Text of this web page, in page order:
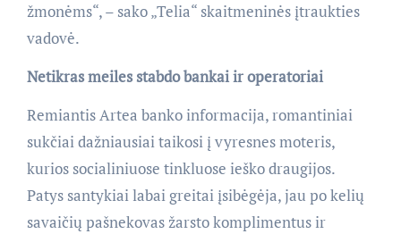
žmonėms“, – sako „Telia“ skaitmeninės įtraukties
vadovė.
Netikras meiles stabdo bankai ir operatoriai
Remiantis Artea banko informacija, romantiniai
sukčiai dažniausiai taikosi į vyresnes moteris,
kurios socialiniuose tinkluose ieško draugijos.
Patys santykiai labai greitai įsibėgėja, jau po kelių
savaičių pašnekovas žarsto komplimentus ir